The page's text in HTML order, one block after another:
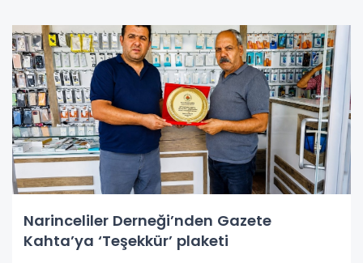
Narinceliler Derneği’nden Gazete
Kahta’ya ‘Teşekkür’ plaketi